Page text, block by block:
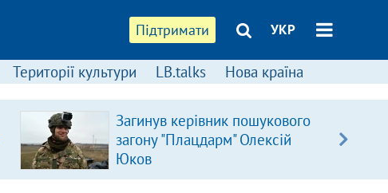
Підтримати УКР
Території культури LB.talks Нова країна
Загинув керівник пошукового
загону "Плацдарм" Олексій
Юков